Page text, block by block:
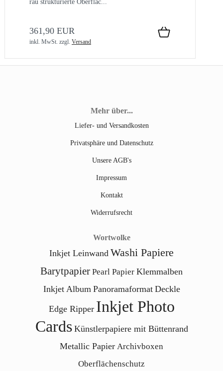
rau strukturierte Oberfläc...
361,90 EUR
inkl. MwSt. zzgl. Versand
Mehr über...
Liefer- und Versandkosten
Privatsphäre und Datenschutz
Unsere AGB's
Impressum
Kontakt
Widerrufsrecht
Wortwolke
Inkjet Leinwand Washi Papiere
Barytpapier Pearl Papier Klemmalben
Inkjet Album Panoramaformat Deckle
Edge Ripper Inkjet Photo
Cards Künstlerpapiere mit Büttenrand
Metallic Papier Archivboxen
Oberflächenschutz